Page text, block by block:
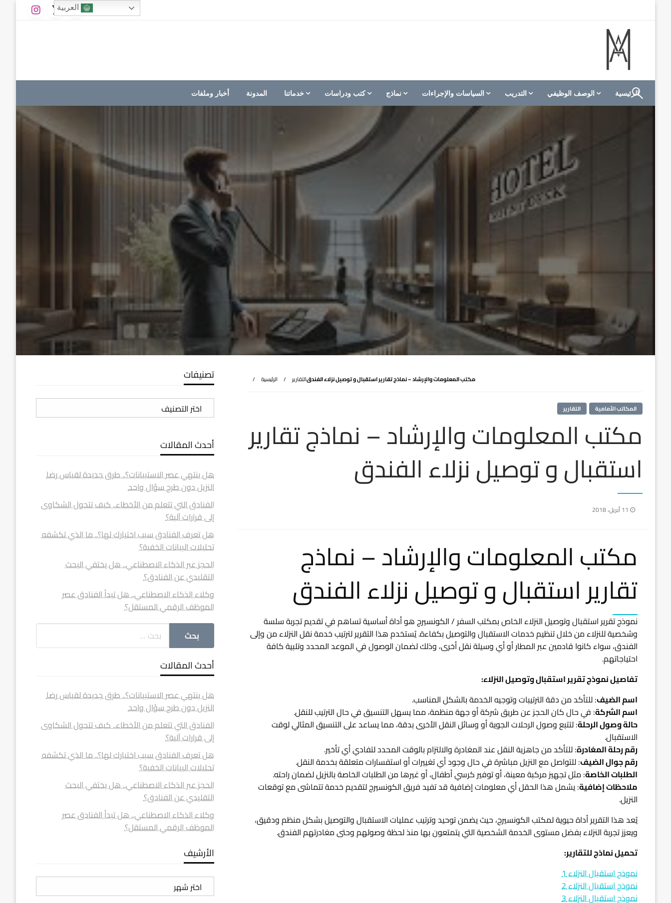
M A hotels | إم ايه هوتيلز
الموقع الأول للعاملين في الفنادق في العالم العربي
الرئيسية الوصف الوظيفي التدريب السياسات والإجراءات نماذج كتب ودراسات خدماتنا المدونة أخبار وملفات
الرئيسية التقاريرمكتب المعلومات والإرشاد – نماذج تقارير استقبال و توصيل نزلاء الفندق
التقارير المكاتب الأمامية
مكتب المعلومات والإرشاد – نماذج تقارير
استقبال و توصيل نزلاء الفندق
نُشر
11 أبريل، 2018
مكتب المعلومات والإرشاد – نماذج
تقارير استقبال و توصيل نزلاء الفندق
نموذج تقرير استقبال وتوصيل النزلاء الخاص بمكتب السفر / الكونسيرج هو أداة أساسية تساهم في تقديم تجربة سلسة
وشخصية للنزلاء من خلال تنظيم خدمات الاستقبال والتوصيل بكفاءة. يُستخدم هذا التقرير لترتيب خدمة نقل النزلاء من وإلى
الفندق، سواء كانوا قادمين عبر المطار أو أي وسيلة نقل أخرى، وذلك لضمان الوصول في الموعد المحدد وتلبية كافة
احتياجاتهم.
تفاصيل نموذج تقرير استقبال وتوصيل النزلاء:
اسم الضيف: للتأكد من دقة الترتيبات وتوجيه الخدمة بالشكل المناسب.
اسم الشركة: في حال كان الحجز عن طريق شركة أو جهة منظمة، مما يسهل التنسيق في حال الترتيب للنقل.
حالة وصول الرحلة: لتتبع وصول الرحلات الجوية أو وسائل النقل الأخرى بدقة، مما يساعد على التنسيق المثالي لوقت
الاستقبال.
رقم رحلة المغادرة: للتأكد من جاهزية النقل عند المغادرة والالتزام بالوقت المحدد لتفادي أي تأخير.
رقم جوال الضيف: للتواصل مع النزيل مباشرة في حال وجود أي تغييرات أو استفسارات متعلقة بخدمة النقل.
الطلبات الخاصة: مثل تجهيز مركبة معينة، أو توفير كرسي أطفال، أو غيرها من الطلبات الخاصة بالنزيل لضمان راحته.
ملاحظات إضافية: يشمل هذا الحقل أي معلومات إضافية قد تفيد فريق الكونسيرج لتقديم خدمة تتماشى مع توقعات
النزيل.
يُعد هذا التقرير أداة حيوية لمكتب الكونسيرج، حيث يضمن توحيد وترتيب عمليات الاستقبال والتوصيل بشكل منظم ودقيق،
ويعزز تجربة النزلاء بفضل مستوى الخدمة الشخصية التي يتمتعون بها منذ لحظة وصولهم وحتى مغادرتهم الفندق.
تحميل نماذج للتقارير:
نموذج استقبال النزلاء 1
نموذج استقبال النزلاء 2
نموذج استقبال النزلاء 3
تصنيفات
تصنيفات
أحدث المقالات
هل ينتهي عصر الاستبيانات؟.. طرق جديدة لقياس رضا
النزيل دون طرح سؤال واحد
الفنادق التي تتعلم من الأخطاء.. كيف تتحول الشكاوى
إلى قرارات آلية؟
هل تعرف الفنادق سبب اختيارك لها؟.. ما الذي تكشفه
تحليلات البيانات الخفية؟
الحجز عبر الذكاء الاصطناعي.. هل يختفي البحث
التقليدي عن الفنادق؟
وكلاء الذكاء الاصطناعي.. هل تبدأ الفنادق عصر
الموظف الرقمي المستقل؟
أحدث المقالات
هل ينتهي عصر الاستبيانات؟.. طرق جديدة لقياس رضا
النزيل دون طرح سؤال واحد
الفنادق التي تتعلم من الأخطاء.. كيف تتحول الشكاوى
إلى قرارات آلية؟
هل تعرف الفنادق سبب اختيارك لها؟.. ما الذي تكشفه
تحليلات البيانات الخفية؟
الحجز عبر الذكاء الاصطناعي.. هل يختفي البحث
التقليدي عن الفنادق؟
وكلاء الذكاء الاصطناعي.. هل تبدأ الفنادق عصر
الموظف الرقمي المستقل؟
الأرشيف
الأرشيف
العربية